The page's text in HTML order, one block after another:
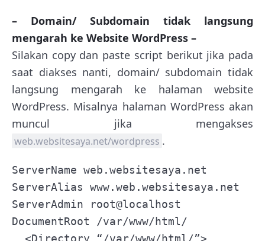
– Domain/ Subdomain tidak langsung
mengarah ke Website WordPress –
Silakan copy dan paste script berikut jika pada
saat diakses nanti, domain/ subdomain tidak
langsung mengarah ke halaman website
WordPress. Misalnya halaman WordPress akan
muncul jika mengakses
web.websitesaya.net/wordpress .
ServerName web.websitesaya.net
ServerAlias www.web.websitesaya.net
ServerAdmin root@localhost
DocumentRoot /var/www/html/
  <Directory “/var/www/html/”>